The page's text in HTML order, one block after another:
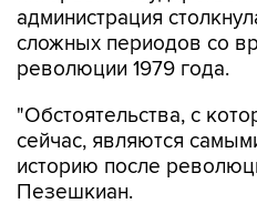
революции 1979 года.
"Обстоятельства, с
историю после
Пезешкиан.
Он отметил, что